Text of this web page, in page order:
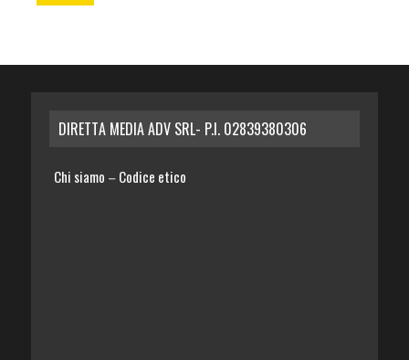
DIRETTA MEDIA ADV SRL- P.I. 02839380306
Chi siamo – Codice etico